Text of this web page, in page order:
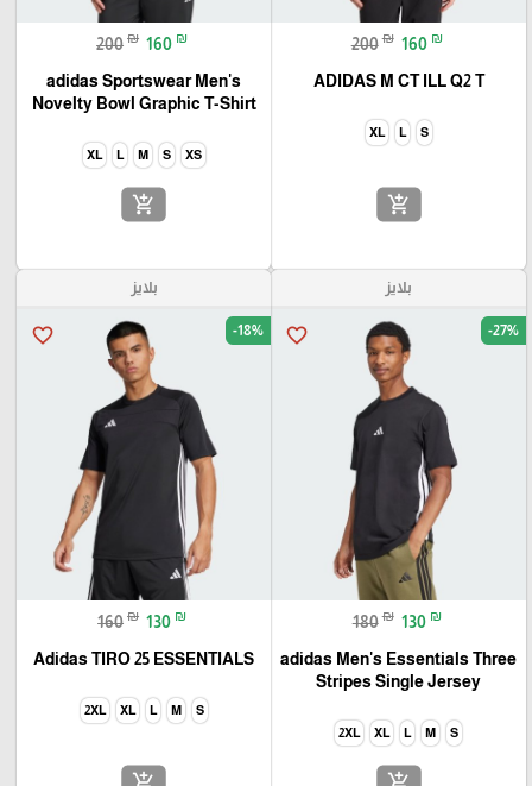
200 ₪ 160 ₪
ADIDAS M CT ILL Q2 T
S
L
XL
add_shopping_cart
200 ₪ 160 ₪
adidas Sportswear Men's
Novelty Bowl Graphic T-Shirt
XS
S
M
L
XL
add_shopping_cart
بلايز
favorite_border -27%
180 ₪ 130 ₪
adidas Men's Essentials Three
Stripes Single Jersey
S
M
L
XL
2XL
بلايز
favorite_border -18%
160 ₪ 130 ₪
Adidas TIRO 25 ESSENTIALS
S
M
L
XL
2XL